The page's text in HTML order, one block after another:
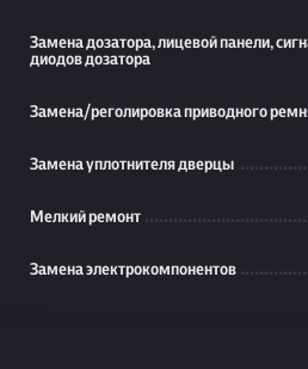
Замена дозатора, лицевой панели,
диодов дозатора
Замена/реголировка приводного
Замена уплотнителя дверцы
Мелкий ремонт
Замена электрокомпонентов